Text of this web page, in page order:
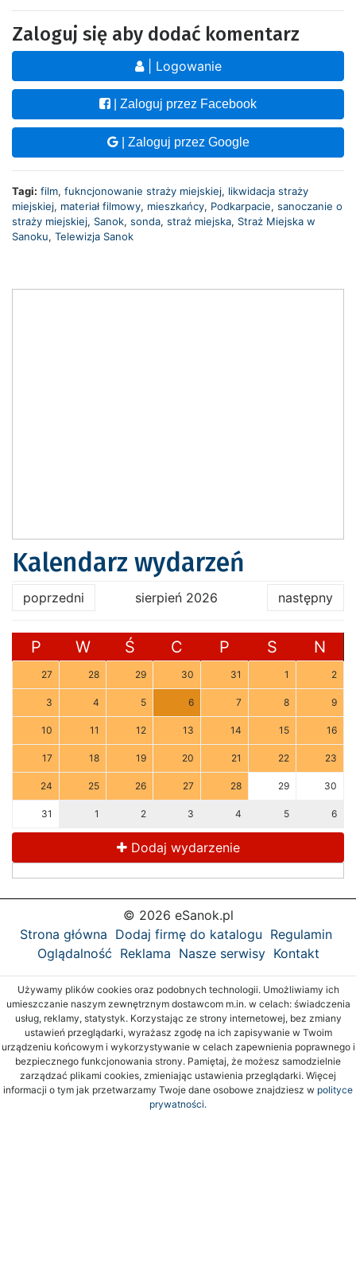
Zaloguj się aby dodać komentarz
| Logowanie
| Zaloguj przez Facebook
| Zaloguj przez Google
Tagi: film, fukncjonowanie straży miejskiej, likwidacja straży
miejskiej, materiał filmowy, mieszkańcy, Podkarpacie, sanoczanie o
straży miejskiej, Sanok, sonda, straż miejska, Straż Miejska w
Sanoku, Telewizja Sanok
Kalendarz wydarzeń
poprzedni sierpień 2026 następny
P W Ś C P S N
27 28 29 30 31 1 2
3 4 5 6 7 8 9
10 11 12 13 14 15 16
17 18 19 20 21 22 23
24 25 26 27 28 29 30
31 1 2 3 4 5 6
Dodaj wydarzenie
© 2026 eSanok.pl
Strona główna Dodaj firmę do katalogu Regulamin
Oglądalność Reklama Nasze serwisy Kontakt
Używamy plików cookies oraz podobnych technologii. Umożliwiamy ich
umieszczanie naszym zewnętrznym dostawcom m.in. w celach: świadczenia
usług, reklamy, statystyk. Korzystając ze strony internetowej, bez zmiany
ustawień przeglądarki, wyrażasz zgodę na ich zapisywanie w Twoim
urządzeniu końcowym i wykorzystywanie w celach zapewnienia poprawnego i
bezpiecznego funkcjonowania strony. Pamiętaj, że możesz samodzielnie
zarządzać plikami cookies, zmieniając ustawienia przeglądarki. Więcej
informacji o tym jak przetwarzamy Twoje dane osobowe znajdziesz w polityce
prywatności.